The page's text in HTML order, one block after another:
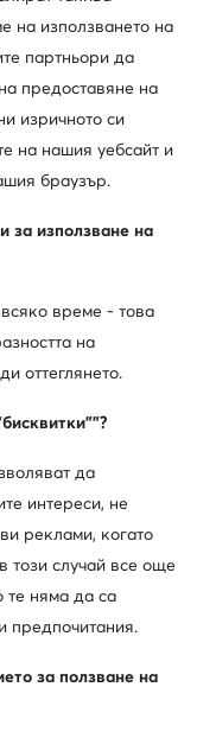
· Batman · Черен
цена12,78 €-29%
цена12,78 €-29%
Черен
цена
цена44,99 €-22%
на използването на
партньори да
предоставяне на
изричното си
на нашия уебсайт и
браузър.
за използване на
време - това
на
оттеглянето.
да
интереси, не
реклами, когато
този случай все още
те няма да са
предпочитания.
за ползване на